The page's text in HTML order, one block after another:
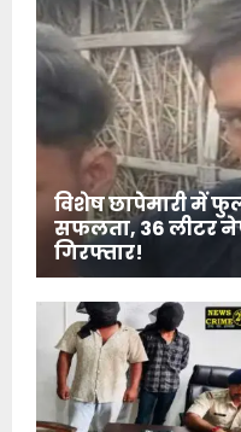
विशेष छापेमारी में
सफलता, 36 लीटर
गिरफ्तार!